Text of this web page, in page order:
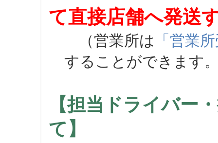
て直接店舗へ発送
（営業所は 「営業
することができます
【担当ドライバー
て】